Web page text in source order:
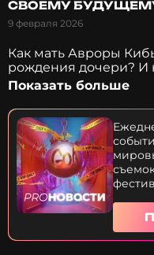
СВОЕМУ
КОНЦЕРТ BIG LOVE
9 февраля 2026
Как мать Авроры
рождения дочери? И
от Григория Лепса? Ольга Бузова выдвинула
требования к
базовый минимум
телеведущей? И
Юбилейный концерт
провалился. Что
И что повергло в
Bowl на суперхайпе.
Как Педро Паскаль
почему Дональд
Показать больше